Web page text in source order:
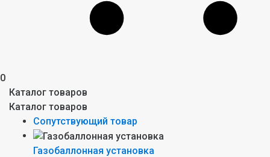
0
Каталог товаров
Каталог товаров
Сопутствующий товар
Газобаллонная установка